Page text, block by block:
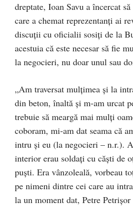
dreptate, Ioan Savu a încercat
care a chemat reprezentanți ai
discuții cu oficialii sosiți de la
acestuia că este necesar să fie
la negocieri, nu doar unul sau
„Am traversat mulțimea și la
din beton, înaltă și m-am urcat
trebuie să meargă mai mulți
coboram, mi-am dat seama că
intru și eu (la negocieri – n.r.).
interior erau soldați cu căști de
puști. Era vânzoleală, vorbeau
pe nimeni dintre cei care au
la un moment dat, Petre